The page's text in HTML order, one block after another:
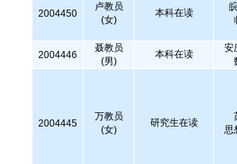
2004450
卢教员
(女)
本科在读
2004446
聂教员
(男)
本科在读
安
2004445
万教员
(女)
研究生在读
思